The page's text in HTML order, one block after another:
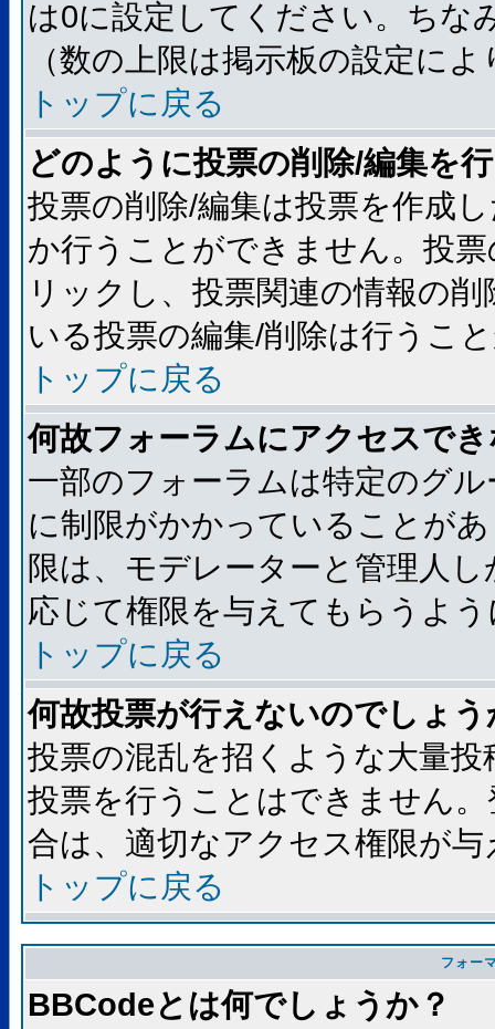
は0に設定してください。ちな
（数の上限は掲示板の設定に
トップに戻る
どのように投票の削除/編集を
投票の削除/編集は投票を作成
か行うことができません。投
リックし、投票関連の情報の
いる投票の編集/削除は行うこ
トップに戻る
何故フォーラムにアクセスで
一部のフォーラムは特定のグ
に制限がかかっていることが
限は、モデレーターと管理人
応じて権限を与えてもらうよ
トップに戻る
何故投票が行えないのでしょう
投票の混乱を招くような大量
投票を行うことはできません
合は、適切なアクセス権限が
トップに戻る
フォー
BBCodeとは何でしょうか？